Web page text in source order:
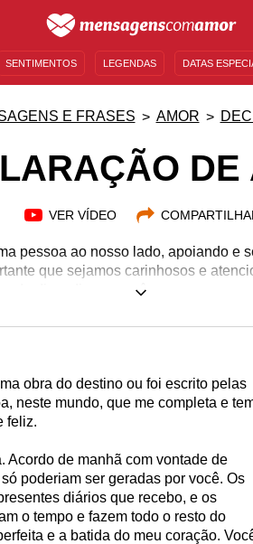
SENTIMENTOS LEGENDAS DATAS
E FRASES AMOR
DE
VER VÍDEO
pessoa ao nosso lado, apoiando e
que sejamos carinhosos e
do dia a dia, se você reserva um
passos. Aproveite todos os
Confira estas mensagens de
obra do destino ou foi escrito pelas
neste mundo, que me completa e
feliz.
Acordo de manhã com vontade de
poderiam ser geradas por você. Os
diários que recebo, e os
o tempo e fazem todo o resto do
e a batida do meu coração.